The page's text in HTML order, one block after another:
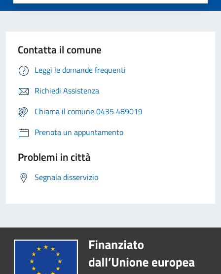
Contatta il comune
Leggi le domande frequenti
Richiedi Assistenza
Chiama il comune 0435 489019
Prenota un appuntamento
Problemi in città
Segnala disservizio